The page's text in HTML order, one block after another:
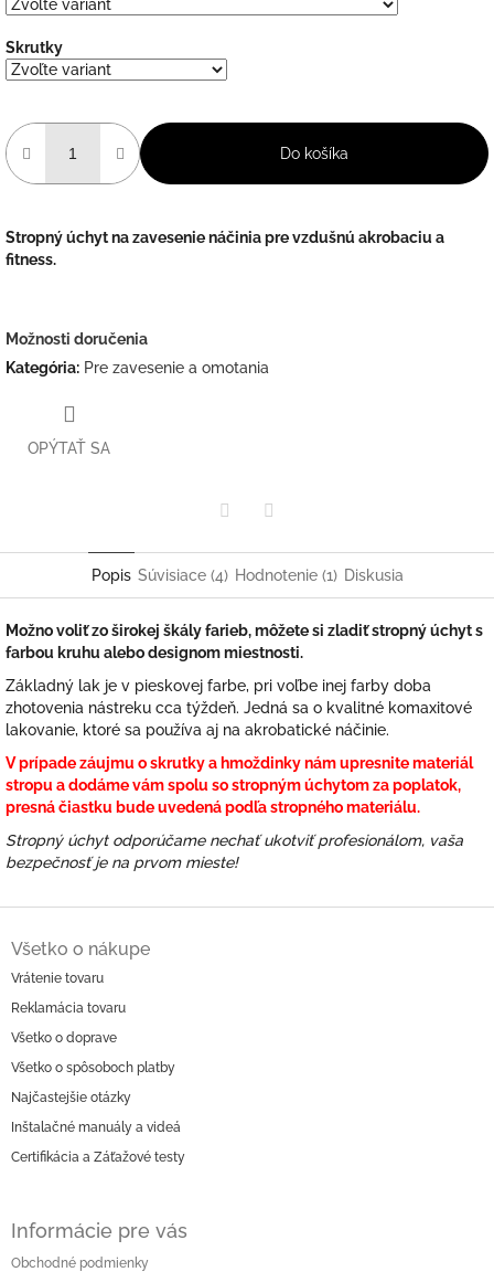
Skrutky
Do košíka
Stropný úchyt na zavesenie náčinia pre vzdušnú akrobaciu a
fitness.
Možnosti doručenia
Kategória: Pre zavesenie a omotania
OPÝTAŤ SA
Popis Súvisiace (4) Hodnotenie (1) Diskusia
Možno voliť zo širokej škály farieb, môžete si zladiť stropný úchyt s
farbou kruhu alebo designom miestnosti.
Základný lak je v pieskovej farbe, pri voľbe inej farby doba
zhotovenia nástreku cca týždeň. Jedná sa o kvalitné komaxitové
lakovanie, ktoré sa používa aj na akrobatické náčinie.
V prípade záujmu o skrutky a hmoždinky nám upresnite materiál
stropu a dodáme vám spolu so stropným úchytom za poplatok,
presná čiastku bude uvedená podľa stropného materiálu.
Stropný úchyt odporúčame nechať ukotviť profesionálom, vaša
bezpečnosť je na prvom mieste!
p
e
Všetko o nákupe
Vrátenie tovaru
Reklamácia tovaru
Všetko o doprave
Všetko o spôsoboch platby
Najčastejšie otázky
Inštalačné manuály a videá
Certifikácia a Záťažové testy
Informácie pre vás
Obchodné podmienky